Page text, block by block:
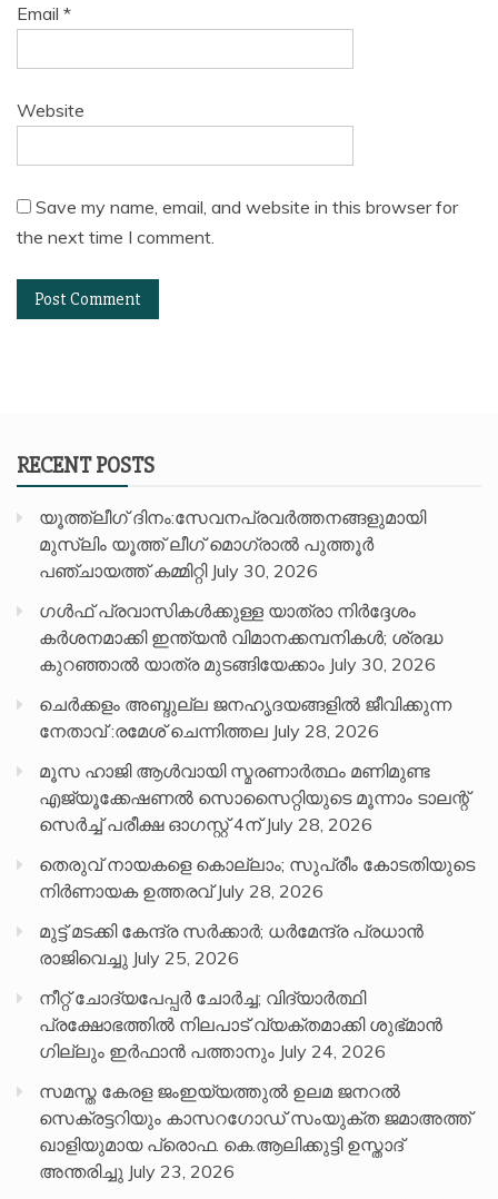
Email *
Website
Save my name, email, and website in this browser for
the next time I comment.
RECENT POSTS
യൂത്ത്ലീഗ് ദിനം:സേവനപ്രവർത്തനങ്ങളുമായി
മുസ്ലിം യൂത്ത് ലീഗ് മൊഗ്രാൽ പുത്തൂർ
പഞ്ചായത്ത് കമ്മിറ്റി July 30, 2026
ഗൾഫ് പ്രവാസികൾക്കുള്ള യാത്രാ നിർദ്ദേശം
കർശനമാക്കി ഇന്ത്യൻ വിമാനക്കമ്പനികൾ; ശ്രദ്ധ
കുറഞ്ഞാൽ യാത്ര മുടങ്ങിയേക്കാം July 30, 2026
ചെർക്കളം അബ്ദുല്ല ജനഹൃദയങ്ങളിൽ ജീവിക്കുന്ന
നേതാവ് :രമേശ് ചെന്നിത്തല July 28, 2026
മൂസ ഹാജി ആൾവായി സ്മരണാർത്ഥം മണിമുണ്ട
എജ്യൂക്കേഷണൽ സൊസൈറ്റിയുടെ മൂന്നാം ടാലന്റ്
സെർച്ച് പരീക്ഷ ഓഗസ്റ്റ് 4ന് July 28, 2026
തെരുവ് നായകളെ കൊല്ലാം; സുപ്രീം കോടതിയുടെ
നിർണായക ഉത്തരവ് July 28, 2026
മുട്ട് മടക്കി കേന്ദ്ര സർക്കാർ; ധർമേന്ദ്ര പ്രധാൻ
രാജിവെച്ചു July 25, 2026
നീറ്റ് ചോദ്യപേപ്പര്‍ ചോര്‍ച്ച; വിദ്യാർത്ഥി
പ്രക്ഷോഭത്തിൽ നിലപാട് വ്യക്തമാക്കി ശുഭ്മാൻ
ഗില്ലും ഇർഫാൻ പത്താനും July 24, 2026
സമസ്ത കേരള ജംഇയ്യത്തുൽ ഉലമ ജനറൽ
സെക്രട്ടറിയും കാസറഗോഡ് സംയുക്ത ജമാഅത്ത്
ഖാളിയുമായ പ്രൊഫ. കെ.ആലിക്കുട്ടി ഉസ്താദ്
അന്തരിച്ചു July 23, 2026